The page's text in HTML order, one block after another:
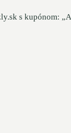
s kupónom: